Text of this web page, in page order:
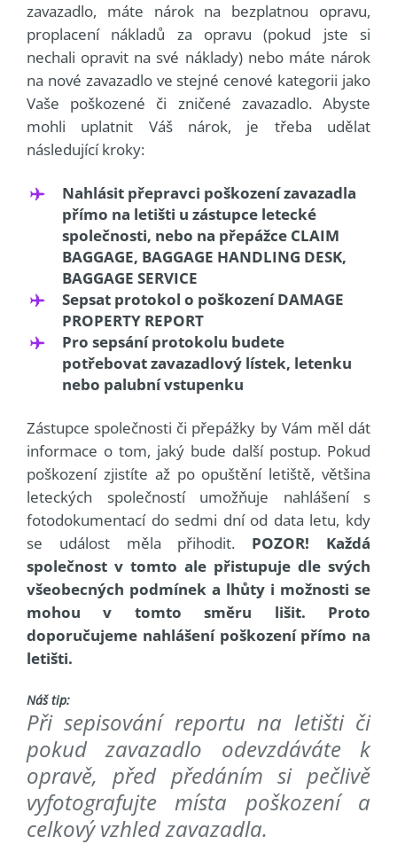
zavazadlo, máte nárok na bezplatnou opravu,
proplacení nákladů za opravu (pokud jste si
nechali opravit na své náklady) nebo máte nárok
na nové zavazadlo ve stejné cenové kategorii jako
Vaše poškozené či zničené zavazadlo. Abyste
mohli uplatnit Váš nárok, je třeba udělat
následující kroky:
Nahlásit přepravci poškození zavazadla
přímo na letišti u zástupce letecké
společnosti, nebo na přepážce CLAIM
BAGGAGE, BAGGAGE HANDLING DESK,
BAGGAGE SERVICE
Sepsat protokol o poškození DAMAGE
PROPERTY REPORT
Pro sepsání protokolu budete
potřebovat zavazadlový lístek, letenku
nebo palubní vstupenku
Zástupce společnosti či přepážky by Vám měl dát
informace o tom, jaký bude další postup. Pokud
poškození zjistíte až po opuštění letiště, většina
leteckých společností umožňuje nahlášení s
fotodokumentací do sedmi dní od data letu, kdy
se událost měla přihodit. POZOR! Každá
společnost v tomto ale přistupuje dle svých
všeobecných podmínek a lhůty i možnosti se
mohou v tomto směru lišit. Proto
doporučujeme nahlášení poškození přímo na
letišti.
Náš tip:
Při sepisování reportu na letišti či
pokud zavazadlo odevzdáváte k
opravě, před předáním si pečlivě
vyfotografujte místa poškození a
celkový vzhled zavazadla.